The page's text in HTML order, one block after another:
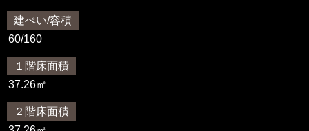
建ぺい/容積
60/160
１階床面積
37.26㎡
２階床面積